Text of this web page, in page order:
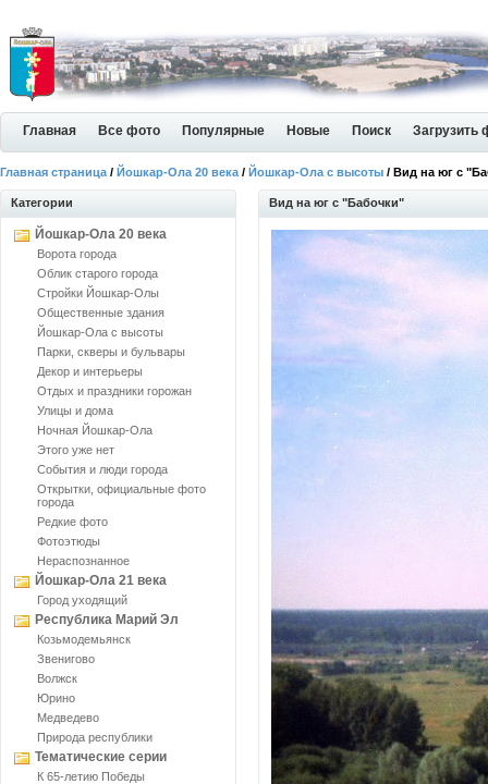
Главная Все фото Популярные Новые Поиск Загрузить
Главная страница / Йошкар-Ола 20 века / Йошкар-Ола с высоты / Вид на юг с
Категории
Йошкар-Ола 20 века
Ворота города
Облик старого города
Стройки Йошкар-Олы
Общественные здания
Йошкар-Ола с высоты
Парки, скверы и бульвары
Декор и интерьеры
Отдых и праздники горожан
Улицы и дома
Ночная Йошкар-Ола
Этого уже нет
События и люди города
Открытки, официальные фото
города
Редкие фото
Фотоэтюды
Нераспознанное
Йошкар-Ола 21 века
Город уходящий
Республика Марий Эл
Козьмодемьянск
Звенигово
Волжск
Юрино
Медведево
Природа республики
Тематические серии
К 65-летию Победы
Вид на юг с "Бабочки"